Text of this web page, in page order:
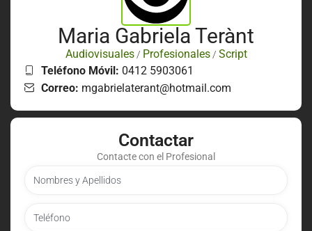
Maria Gabriela Terànt
Audiovisuales/ Profesionales/ Script
Teléfono Móvil: 0412 5903061
Correo: mgabrielaterant@hotmail.com
Contactar
Contacte con el Profesional